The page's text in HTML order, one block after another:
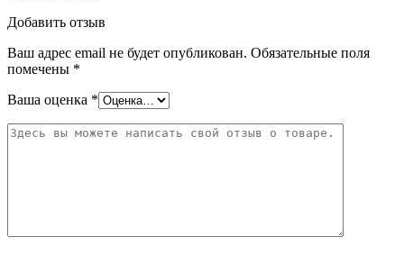
Добавить отзыв
Ваш адрес email не будет опубликован. Обязательные поля
помечены *
Ваша оценка *